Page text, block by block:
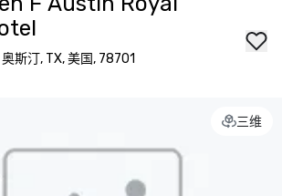
斯汀, TX, 美国, 78701
三维